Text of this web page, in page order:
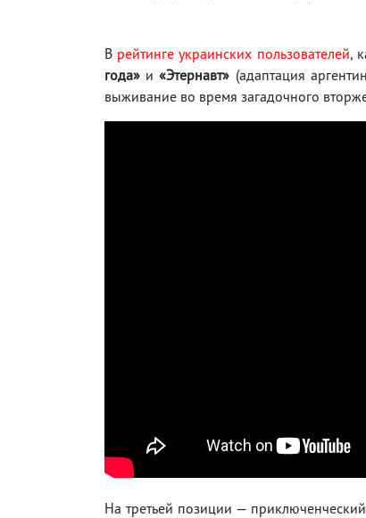
В рейтинге украинских пользователей,
года» и«Этернавт» (адаптация
выживание во время загадочного
На третьей позиции —